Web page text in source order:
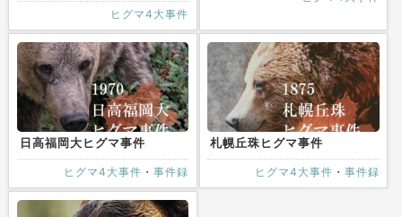
ヒグマ4大事件
日高福岡大ヒグマ事件
ヒグマ4大事件 ・事件録
札幌丘珠ヒグマ事件
ヒグマ4大事件 ・ 事件録